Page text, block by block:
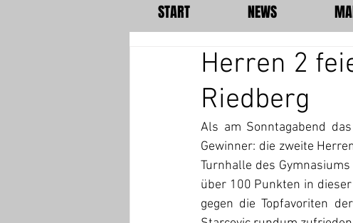
START NEWS
Herren 2
Riedberg
Als am Sonntagabend
Gewinner: die zweite
Turnhalle des
über 100 Punkten in
gegen die Topfavoriten